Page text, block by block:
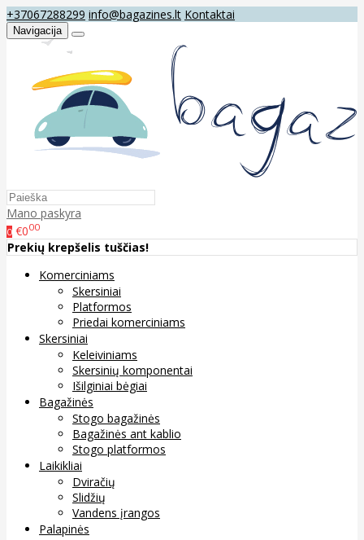
+37067288299 info@bagazines.lt Kontaktai
Navigacija
Mano paskyra
0 €000
Prekių krepšelis tuščias!
Komerciniams
Skersiniai
Platformos
Priedai komerciniams
Skersiniai
Keleiviniams
Skersinių komponentai
Išilginiai bėgiai
Bagažinės
Stogo bagažinės
Bagažinės ant kablio
Stogo platformos
Laikikliai
Dviračių
Slidžių
Vandens įrangos
Palapinės